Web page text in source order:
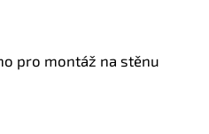
pro montáž na stěnu